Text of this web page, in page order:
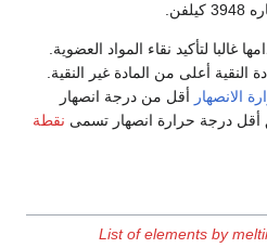
غالبا لتأكيد نقاء المواد العضوية.
النقية أعلى من المادة غير النقية.
الانصهار أقل من درجة انصهار
أقل درجة حرارة انصهار تسمى نقطة
List of elements by